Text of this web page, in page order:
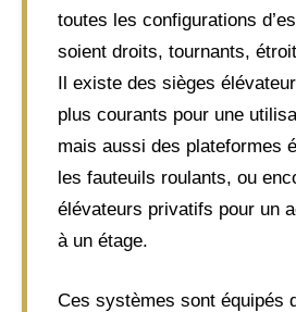
toutes les configurations
soient droits, tournants,
Il existe des sièges
plus courants pour une
mais aussi des plateformes
les fauteuils roulants, ou
élévateurs privatifs pour un
à un étage.
Ces systèmes sont équipés